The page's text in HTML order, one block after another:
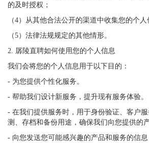
的及时授权；
（4）从其他合法公开的渠道中收集您的个人
（5）法律法规规定的其他情形。
2. 孱陵直聘如何使用您的个人信息
我们会将您的个人信息用于以下目的：
- 为您提供个性化服务。
- 帮助我们设计新服务，提升现有服务体验。
- 在我们提供服务时，用于身份验证、客户
测、存档和备份用途，确保我们向您提供的
- 向您发送您可能感兴趣的产品和服务的信